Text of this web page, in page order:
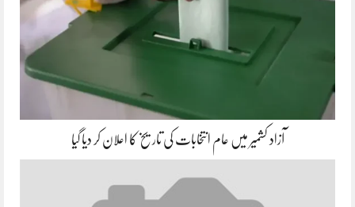
آزاد کشمیر میں عام انتخابات کی تاریخ کا اعلان کر دیا گیا